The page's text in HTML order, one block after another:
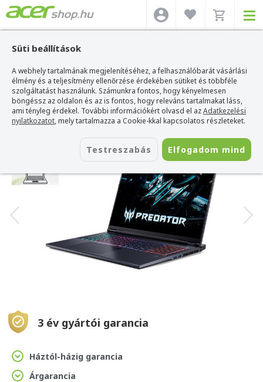
Süti beállítások
A webhely tartalmának megjelenítéséhez, a felhasználóbarát vásárlási
élmény és a teljesítmény ellenőrzése érdekében sütiket és többféle
szolgáltatást használunk. Számunkra fontos, hogy kényelmesen
böngéssz az oldalon és az is fontos, hogy releváns tartalmakat láss,
ami tényleg érdekel. További információkért olvasd el azAdatkezelési
nyilatkozatot, mely tartalmazza a Cookie-kkal kapcsolatos részleteket.
Testreszabás Elfogadom mind
Acer webshop>Acer laptop>Predator Helios >Acer Predator Helios Neo 18
AI - PHN18-I71-90DB
Acer Predator Helios Neo 18 AI -
PHN18-I71-90DB
Azonosító: NH.U5XEU.001_WIN
3 év gyártói garancia
Háztól-házig garancia
Árgarancia